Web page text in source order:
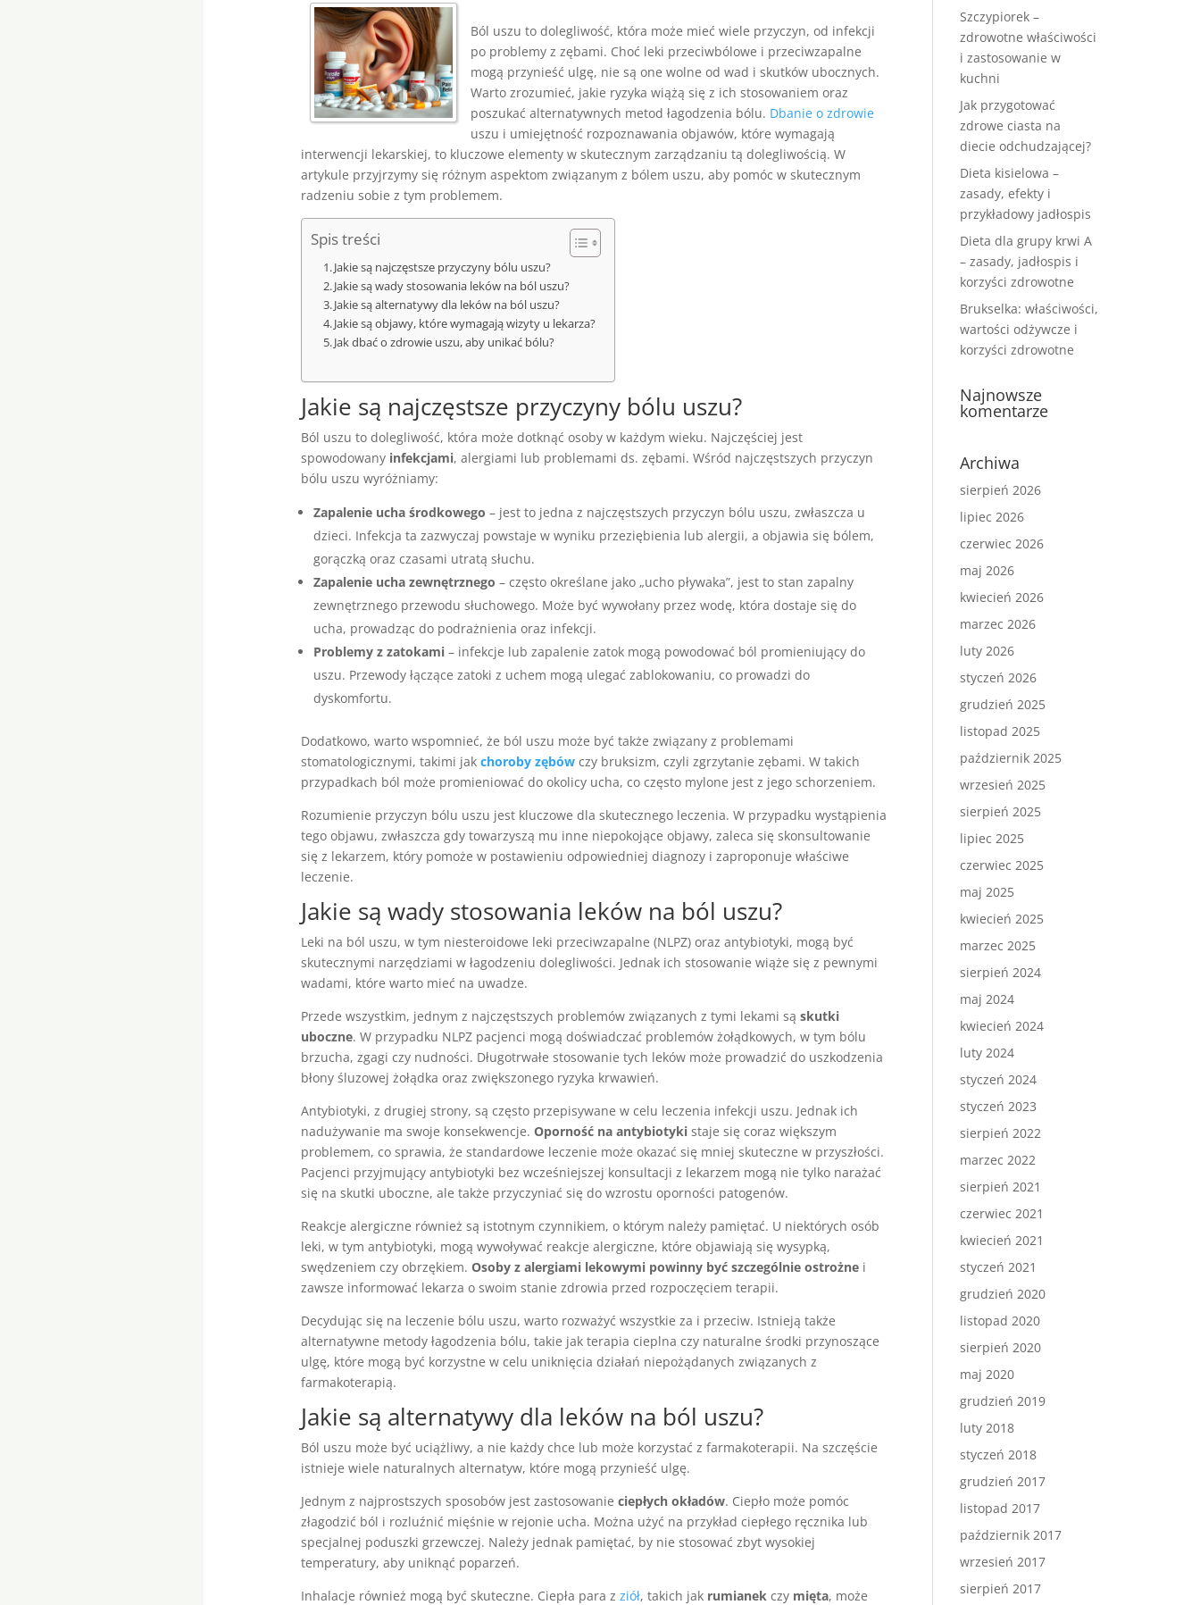
Ból uszu to dolegliwość, która może mieć wiele przyczyn, od infekcji
po problemy z zębami. Choć leki przeciwbólowe i przeciwzapalne
mogą przynieść ulgę, nie są one wolne od wad i skutków ubocznych.
Warto zrozumieć, jakie ryzyka wiążą się z ich stosowaniem oraz
poszukać alternatywnych metod łagodzenia bólu. Dbanie o zdrowie
uszu i umiejętność rozpoznawania objawów, które wymagają
interwencji lekarskiej, to kluczowe elementy w skutecznym zarządzaniu tą dolegliwością. W
artykule przyjrzymy się różnym aspektom związanym z bólem uszu, aby pomóc w skutecznym
radzeniu sobie z tym problemem.
Spis treści
Jakie są najczęstsze przyczyny bólu uszu?
Jakie są wady stosowania leków na ból uszu?
Jakie są alternatywy dla leków na ból uszu?
Jakie są objawy, które wymagają wizyty u lekarza?
Jak dbać o zdrowie uszu, aby unikać bólu?
Jakie są najczęstsze przyczyny bólu uszu?
Ból uszu to dolegliwość, która może dotknąć osoby w każdym wieku. Najczęściej jest
spowodowany infekcjami, alergiami lub problemami ds. zębami. Wśród najczęstszych przyczyn
bólu uszu wyróżniamy:
Zapalenie ucha środkowego – jest to jedna z najczęstszych przyczyn bólu uszu, zwłaszcza u
dzieci. Infekcja ta zazwyczaj powstaje w wyniku przeziębienia lub alergii, a objawia się bólem,
gorączką oraz czasami utratą słuchu.
Zapalenie ucha zewnętrznego – często określane jako „ucho pływaka”, jest to stan zapalny
zewnętrznego przewodu słuchowego. Może być wywołany przez wodę, która dostaje się do
ucha, prowadząc do podrażnienia oraz infekcji.
Problemy z zatokami– infekcje lub zapalenie zatok mogą powodować ból promieniujący do
uszu. Przewody łączące zatoki z uchem mogą ulegać zablokowaniu, co prowadzi do
dyskomfortu.
Dodatkowo, warto wspomnieć, że ból uszu może być także związany z problemami
stomatologicznymi, takimi jak choroby zębówczy bruksizm, czyli zgrzytanie zębami. W takich
przypadkach ból może promieniować do okolicy ucha, co często mylone jest z jego schorzeniem.
Rozumienie przyczyn bólu uszu jest kluczowe dla skutecznego leczenia. W przypadku wystąpienia
tego objawu, zwłaszcza gdy towarzyszą mu inne niepokojące objawy, zaleca się skonsultowanie
się z lekarzem, który pomoże w postawieniu odpowiedniej diagnozy i zaproponuje właściwe
leczenie.
Jakie są wady stosowania leków na ból uszu?
Leki na ból uszu, w tym niesteroidowe leki przeciwzapalne (NLPZ) oraz antybiotyki, mogą być
skutecznymi narzędziami w łagodzeniu dolegliwości. Jednak ich stosowanie wiąże się z pewnymi
wadami, które warto mieć na uwadze.
Przede wszystkim, jednym z najczęstszych problemów związanych z tymi lekami są skutki
uboczne. W przypadku NLPZ pacjenci mogą doświadczać problemów żołądkowych, w tym bólu
brzucha, zgagi czy nudności. Długotrwałe stosowanie tych leków może prowadzić do uszkodzenia
błony śluzowej żołądka oraz zwiększonego ryzyka krwawień.
Antybiotyki, z drugiej strony, są często przepisywane w celu leczenia infekcji uszu. Jednak ich
nadużywanie ma swoje konsekwencje. Oporność na antybiotykistaje się coraz większym
problemem, co sprawia, że standardowe leczenie może okazać się mniej skuteczne w przyszłości.
Pacjenci przyjmujący antybiotyki bez wcześniejszej konsultacji z lekarzem mogą nie tylko narażać
się na skutki uboczne, ale także przyczyniać się do wzrostu oporności patogenów.
Reakcje alergiczne również są istotnym czynnikiem, o którym należy pamiętać. U niektórych osób
leki, w tym antybiotyki, mogą wywoływać reakcje alergiczne, które objawiają się wysypką,
swędzeniem czy obrzękiem. Osoby z alergiami lekowymi powinny być szczególnie ostrożnei
zawsze informować lekarza o swoim stanie zdrowia przed rozpoczęciem terapii.
Decydując się na leczenie bólu uszu, warto rozważyć wszystkie za i przeciw. Istnieją także
alternatywne metody łagodzenia bólu, takie jak terapia cieplna czy naturalne środki przynoszące
ulgę, które mogą być korzystne w celu uniknięcia działań niepożądanych związanych z
farmakoterapią.
Jakie są alternatywy dla leków na ból uszu?
Ból uszu może być uciążliwy, a nie każdy chce lub może korzystać z farmakoterapii. Na szczęście
istnieje wiele naturalnych alternatyw, które mogą przynieść ulgę.
Jednym z najprostszych sposobów jest zastosowanie ciepłych okładów. Ciepło może pomóc
złagodzić ból i rozluźnić mięśnie w rejonie ucha. Można użyć na przykład ciepłego ręcznika lub
specjalnej poduszki grzewczej. Należy jednak pamiętać, by nie stosować zbyt wysokiej
temperatury, aby uniknąć poparzeń.
Inhalacje również mogą być skuteczne. Ciepła para z ziół, takich jak rumianekczy mięta, może
Szczypiorek –
zdrowotne właściwości
i zastosowanie w
kuchni
Jak przygotować
zdrowe ciasta na
diecie odchudzającej?
Dieta kisielowa –
zasady, efekty i
przykładowy jadłospis
Dieta dla grupy krwi A
– zasady, jadłospis i
korzyści zdrowotne
Brukselka: właściwości,
wartości odżywcze i
korzyści zdrowotne
Najnowsze
komentarze
Archiwa
sierpień 2026
lipiec 2026
czerwiec 2026
maj 2026
kwiecień 2026
marzec 2026
luty 2026
styczeń 2026
grudzień 2025
listopad 2025
październik 2025
wrzesień 2025
sierpień 2025
lipiec 2025
czerwiec 2025
maj 2025
kwiecień 2025
marzec 2025
sierpień 2024
maj 2024
kwiecień 2024
luty 2024
styczeń 2024
styczeń 2023
sierpień 2022
marzec 2022
sierpień 2021
czerwiec 2021
kwiecień 2021
styczeń 2021
grudzień 2020
listopad 2020
sierpień 2020
maj 2020
grudzień 2019
luty 2018
styczeń 2018
grudzień 2017
listopad 2017
październik 2017
wrzesień 2017
sierpień 2017